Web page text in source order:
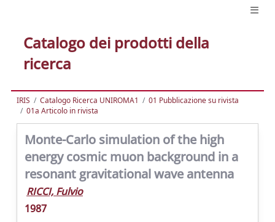
Catalogo dei prodotti della
ricerca
IRIS Catalogo Ricerca UNIROMA1
01 Pubblicazione su rivista
01a Articolo in rivista
Monte-Carlo simulation of the high
energy cosmic muon background in a
resonant gravitational wave antenna
RICCI, Fulvio
1987